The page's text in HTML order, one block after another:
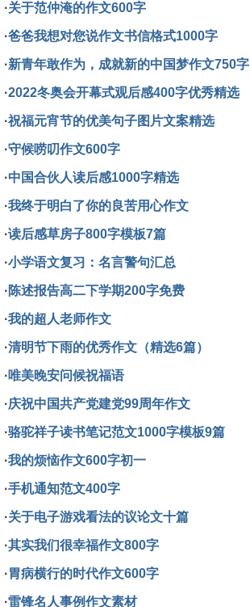
·关于范仲淹的作文600字
·爸爸我想对您说作文书信格式1000字
·新青年敢作为，成就新的中国梦作文750字
·2022冬奥会开幕式观后感400字优秀精选
·祝福元宵节的优美句子图片文案精选
·守候唠叨作文600字
·中国合伙人读后感1000字精选
·我终于明白了你的良苦用心作文
·读后感草房子800字模板7篇
·小学语文复习：名言警句汇总
·陈述报告高二下学期200字免费
·我的超人老师作文
·清明节下雨的优秀作文（精选6篇）
·唯美晚安问候祝福语
·庆祝中国共产党建党99周年作文
·骆驼祥子读书笔记范文1000字模板9篇
·我的烦恼作文600字初一
·手机通知范文400字
·关于电子游戏看法的议论文十篇
·其实我们很幸福作文800字
·胃病横行的时代作文600字
·雷锋名人事例作文素材